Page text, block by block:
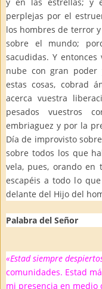
perplejas por el
los hombres de terror
sobre el mundo;
sacudidas. Y
nube con gran poder
estas cosas, cobrad
acerca vuestra
pesados vuestros
embriaguez y por la
Día de improvisto
sobre todos los que
vela, pues, orando en
escapéis a todo lo
delante del Hijo del
Palabra del Señor
«Estad siempre
comunidades. Estad
mi presencia en medio